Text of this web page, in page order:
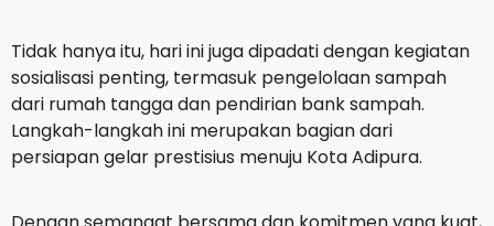
Tidak hanya itu, hari ini juga dipadati dengan kegiatan
sosialisasi penting, termasuk pengelolaan sampah
dari rumah tangga dan pendirian bank sampah.
Langkah-langkah ini merupakan bagian dari
persiapan gelar prestisius menuju Kota Adipura.